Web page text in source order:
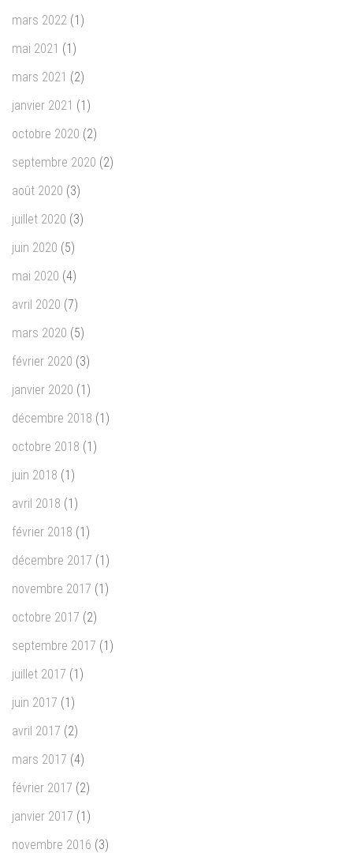
mars 2022 (1)
mai 2021 (1)
mars 2021 (2)
janvier 2021 (1)
octobre 2020 (2)
septembre 2020 (2)
août 2020 (3)
juillet 2020 (3)
juin 2020 (5)
mai 2020 (4)
avril 2020 (7)
mars 2020 (5)
février 2020 (3)
janvier 2020 (1)
décembre 2018 (1)
octobre 2018 (1)
juin 2018 (1)
avril 2018 (1)
février 2018 (1)
décembre 2017 (1)
novembre 2017 (1)
octobre 2017 (2)
septembre 2017 (1)
juillet 2017 (1)
juin 2017 (1)
avril 2017 (2)
mars 2017 (4)
février 2017 (2)
janvier 2017 (1)
novembre 2016 (3)